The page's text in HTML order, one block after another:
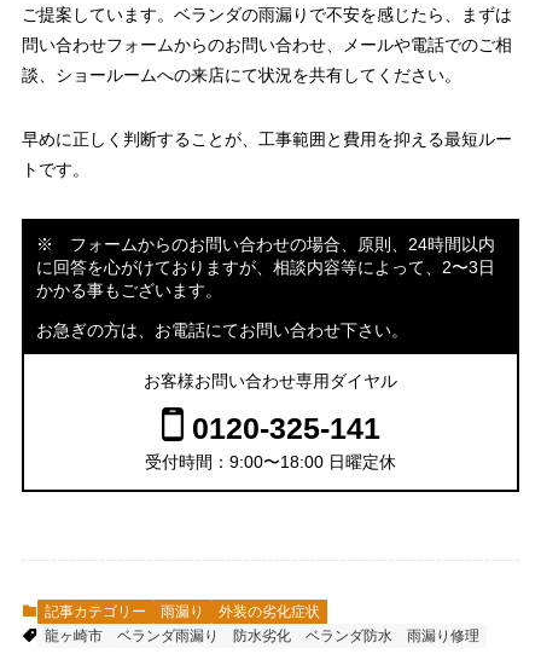
ご提案しています。ベランダの雨漏りで不安を感じたら、まずは
問い合わせフォームからのお問い合わせ、メールや電話でのご相
談、ショールームへの来店にて状況を共有してください。
早めに正しく判断することが、工事範囲と費用を抑える最短ルー
トです。
※ フォームからのお問い合わせの場合、原則、24時間以内
に回答を心がけておりますが、相談内容等によって、2〜3日
かかる事もございます。
お急ぎの方は、お電話にてお問い合わせ下さい。
お客様お問い合わせ専用ダイヤル
0120-325-141
受付時間：9:00〜18:00 日曜定休
記事カテゴリー 雨漏り
外装の劣化症状
龍ヶ崎市
ベランダ雨漏り 防水劣化 ベランダ防水 雨漏り修理